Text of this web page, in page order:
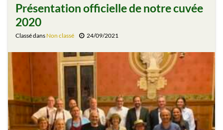
Présentation officielle de notre cuvée
2020
Classé dans Non classé 24/09/2021